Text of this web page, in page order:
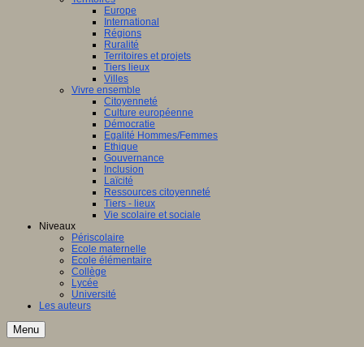
Europe
International
Régions
Ruralité
Territoires et projets
Tiers lieux
Villes
Vivre ensemble
Citoyenneté
Culture européenne
Démocratie
Egalité Hommes/Femmes
Ethique
Gouvernance
Inclusion
Laïcité
Ressources citoyenneté
Tiers - lieux
Vie scolaire et sociale
Niveaux
Périscolaire
Ecole maternelle
Ecole élémentaire
Collège
Lycée
Université
Les auteurs
Menu